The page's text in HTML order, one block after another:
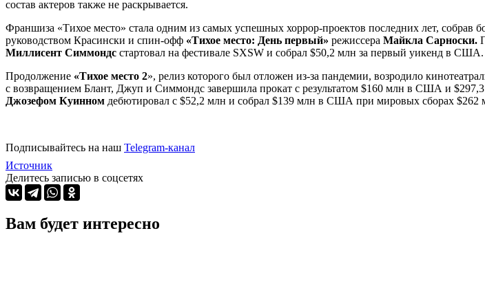
состав актеров также не раскрывается.
Франшиза «Тихое место» стала одним из самых успешных хоррор-проектов последних лет,
руководством Красински и спин-офф «Тихое место: День первый» режиссера Майкла Сарноски.
Миллисент Симмондс стартовал на фестивале SXSW и собрал $50,2 млн за первый уикенд в США.
Продолжение «Тихое место 2», релиз которого был отложен из-за пандемии, возродило
с возвращением Блант, Джуп и Симмондс завершила прокат с результатом $160 млн в США и
Джозефом Куинном дебютировал с $52,2 млн и собрал $139 млн в США при мировых сборах $262
Подписывайтесь на наш Telegram-канал
Источник
Делитесь записью в соцсетях
Вам будет интересно